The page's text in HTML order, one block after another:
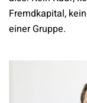
Fremdkapital,
einer Gruppe.